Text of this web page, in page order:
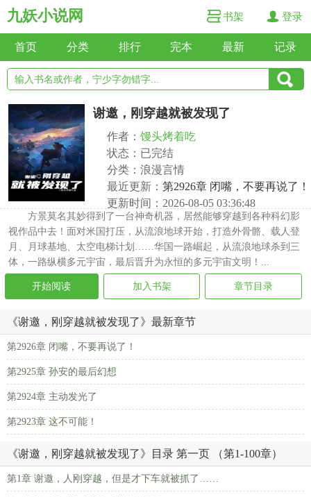
九妖小说网 书架 登录
首页 分类 排行 完本 最新 记录
谢邀，刚穿越就被发现了
作者： 馒头烤着吃
状态：已完结
分类：浪漫言情
最近更新： 第2926章 闭嘴，不要再说了！
更新时间：2026-08-05 03:36:48
方景莫名其妙得到了一台神奇机器，居然能够穿越到各种科幻影
视作品中去！面对米国打压，从流浪地球开始，打造外骨骼、载人登
月、月球基地、太空电梯计划……华国一路崛起，从流浪地球杀到三
体，一路纵横多元宇宙，最后晋升为永恒的多元宇宙文明！...
开始阅读 加入书架 章节目录
《谢邀，刚穿越就被发现了》最新章节
第2926章 闭嘴，不要再说了！
第2925章 孙安的最后幻想
第2924章 主动发光了
第2923章 这不可能！
《谢邀，刚穿越就被发现了》目录 第一页 （第1-100章）
第1章 谢邀，人刚穿越，但是才下车就被抓了……